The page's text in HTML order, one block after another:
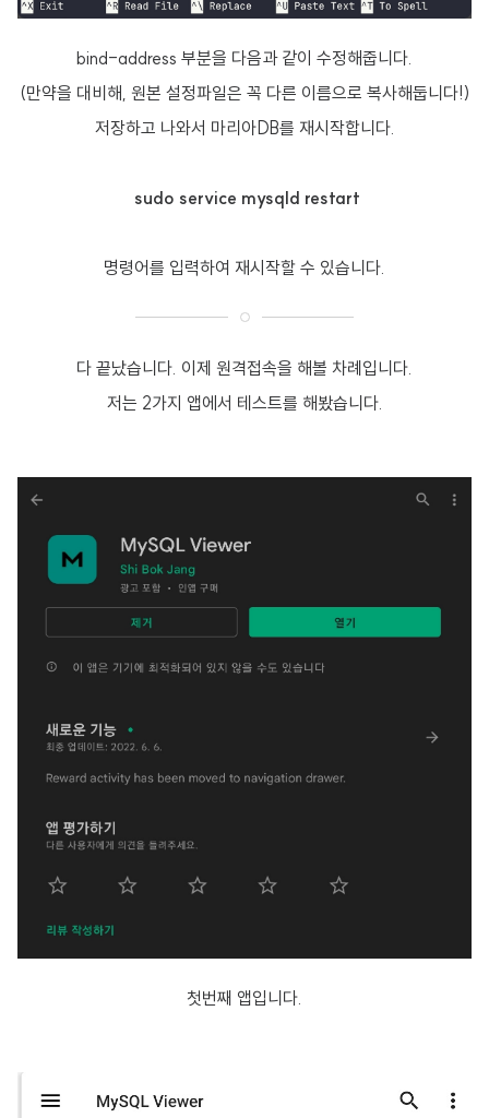
bind-address 부분을 다음과 같이 수정해줍니다.
(만약을 대비해, 원본 설정파일은 꼭 다른 이름으로 복사해둡니다!)
저장하고 나와서 마리아DB를 재시작합니다.
sudo service mysqld restart
명령어를 입력하여 재시작할 수 있습니다.
다 끝났습니다. 이제 원격접속을 해볼 차례입니다.
저는 2가지 앱에서 테스트를 해봤습니다.
첫번째 앱입니다.